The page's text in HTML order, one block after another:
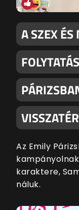
A SZEX
Az Emily
karaktere,
náluk.